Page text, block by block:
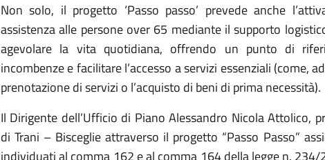
Non solo, il progetto ‘Passo passo’ prevede anche
assistenza alle persone over 65 mediante il supporto
agevolare la vita quotidiana, offrendo un punto di
incombenze e facilitare l’accesso a servizi essenziali (come,
prenotazione di servizi o l’acquisto di beni di prima necessità).
Il Dirigente dell’Ufficio di Piano Alessandro Nicola Attolico,
di Trani – Bisceglie attraverso il progetto “Passo Passo”
individuati al comma 162 e al comma 164 della legge n.